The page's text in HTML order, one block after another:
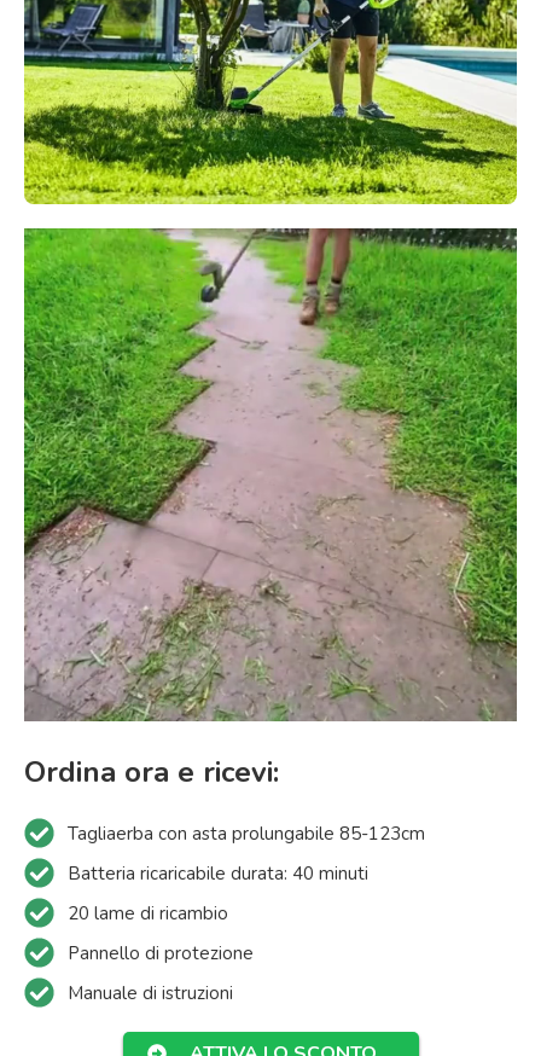
Ordina ora e ricevi:
Tagliaerba con asta prolungabile 85-123cm
Batteria ricaricabile durata: 40 minuti
20 lame di ricambio
Pannello di protezione
Manuale di istruzioni